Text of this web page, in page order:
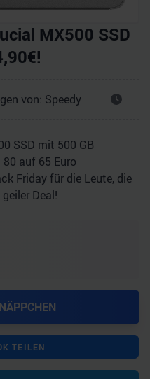
MX500 SSD
von: Speedy
SSD mit 500 GB
auf 65 Euro
Friday für die Leute, die
Deal!
TEILEN